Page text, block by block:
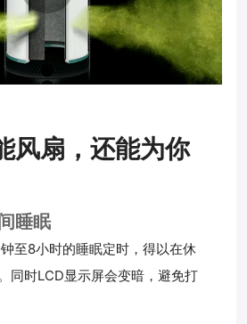
风扇，还能为你
睡眠
至8小时的睡眠定时，得以在休
同时LCD显示屏会变暗，避免打